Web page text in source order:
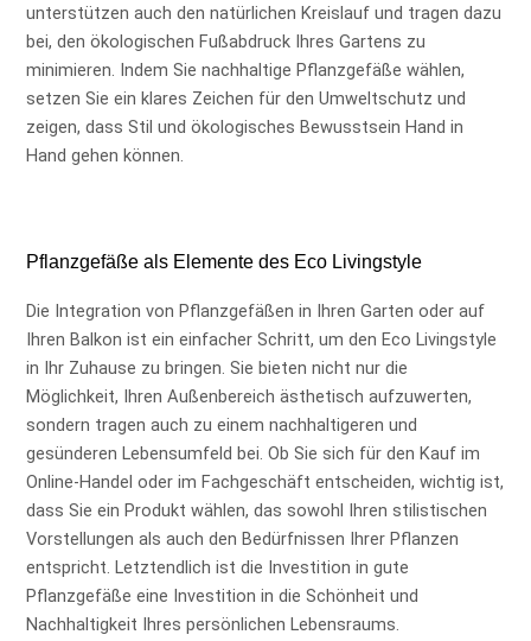
unterstützen auch den natürlichen Kreislauf und tragen dazu
bei, den ökologischen Fußabdruck Ihres Gartens zu
minimieren. Indem Sie nachhaltige Pflanzgefäße wählen,
setzen Sie ein klares Zeichen für den Umweltschutz und
zeigen, dass Stil und ökologisches Bewusstsein Hand in
Hand gehen können.
Pflanzgefäße als Elemente des Eco Livingstyle
Die Integration von Pflanzgefäßen in Ihren Garten oder auf
Ihren Balkon ist ein einfacher Schritt, um den Eco Livingstyle
in Ihr Zuhause zu bringen. Sie bieten nicht nur die
Möglichkeit, Ihren Außenbereich ästhetisch aufzuwerten,
sondern tragen auch zu einem nachhaltigeren und
gesünderen Lebensumfeld bei. Ob Sie sich für den Kauf im
Online-Handel oder im Fachgeschäft entscheiden, wichtig ist,
dass Sie ein Produkt wählen, das sowohl Ihren stilistischen
Vorstellungen als auch den Bedürfnissen Ihrer Pflanzen
entspricht. Letztendlich ist die Investition in gute
Pflanzgefäße eine Investition in die Schönheit und
Nachhaltigkeit Ihres persönlichen Lebensraums.